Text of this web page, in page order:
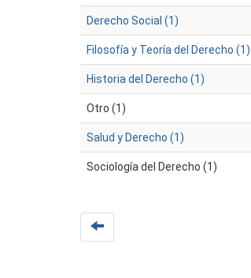
Derecho Social (1)
Filosofía y Teoría del Derecho (1)
Historia del Derecho (1)
Otro (1)
Salud y Derecho (1)
Sociología del Derecho (1)